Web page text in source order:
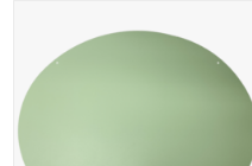
sablé